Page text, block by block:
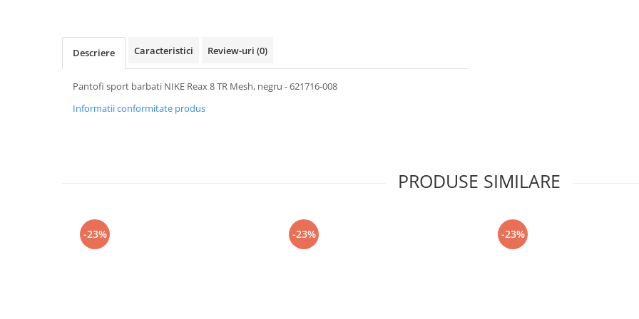
Descriere Caracteristici Review-uri (0)
Pantofi sport barbati NIKE Reax 8 TR Mesh, negru - 621716-008
Informatii conformitate produs
PRODUSE SIMILARE
-23% -23% -23%